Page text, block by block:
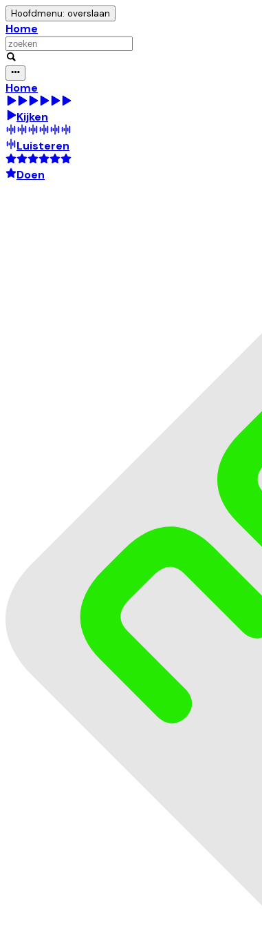
Hoofdmenu: overslaan
Home
Home
Kijken
Luisteren
Doen